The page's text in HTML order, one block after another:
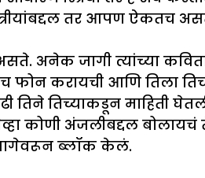
तर आपण ऐकतच
अनेक जागी त्यांच्या
करायची आणि तिला
तिने तिच्याकडून माहिती
अंजलीबद्दल बोलायचं
जागेवरून ब्लॉक केलं.